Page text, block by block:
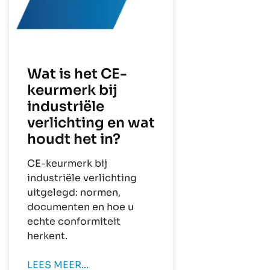
Wat is het CE-
keurmerk bij
industriële
verlichting en wat
houdt het in?
CE-keurmerk bij
industriële verlichting
uitgelegd: normen,
documenten en hoe u
echte conformiteit
herkent.
LEES MEER...